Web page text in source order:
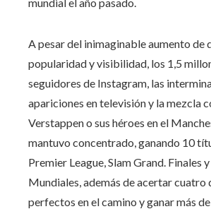
A pesar del inimaginable aumento de
popularidad y visibilidad, los 1,5
seguidores de Instagram, las
apariciones en televisión y la mezcla
Verstappen o sus héroes en el
mantuvo concentrado, ganando 10
Premier League, Slam Grand. Finales y
Mundiales, además de acertar cuatro
perfectos en el camino y ganar más